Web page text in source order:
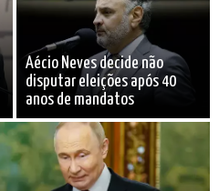
Aécio Neves decide não
disputar eleições após 40
anos de mandatos